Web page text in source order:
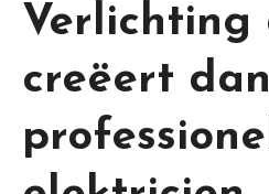
Verlichting
creëert